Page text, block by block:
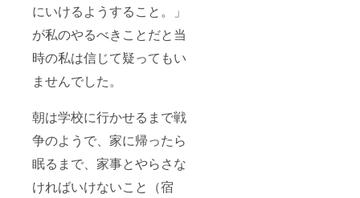
にいけるようすること。」
が私のやるべきことだと当
時の私は信じて疑ってもい
ませんでした。
朝は学校に行かせるまで戦
争のようで、家に帰ったら
眠るまで、家事とやらさな
ければいけないこと（宿